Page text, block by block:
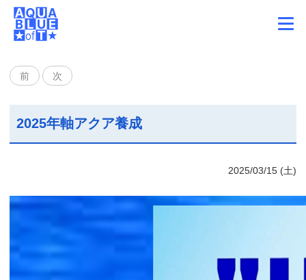
前 次
2025年軸アクア養成
2025/03/15 (土)